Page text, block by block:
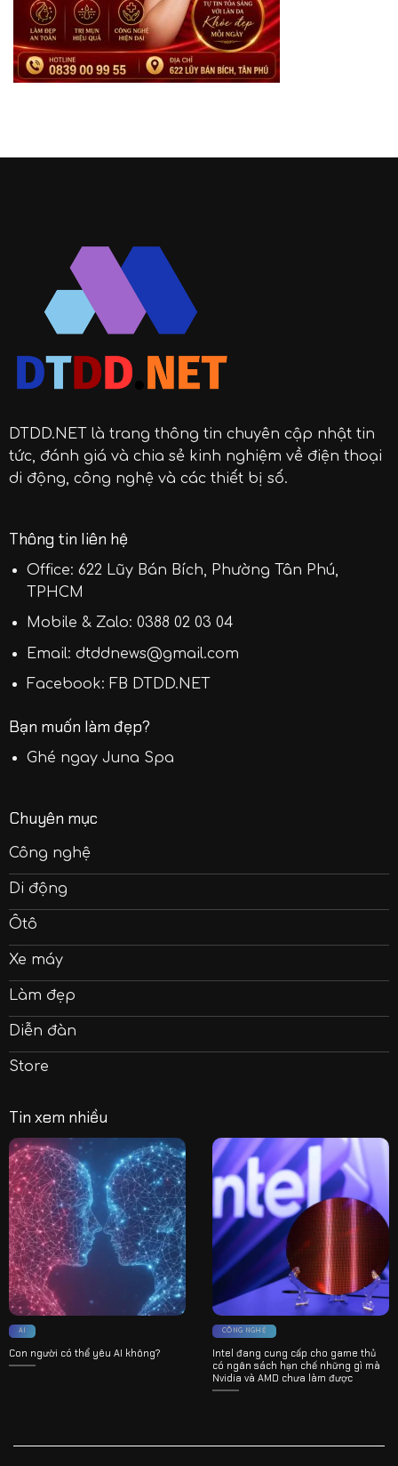
DTDD.NET là trang thông tin chuyên cập nhật tin
tức, đánh giá và chia sẻ kinh nghiệm về điện thoại
di động, công nghệ và các thiết bị số.
Thông tin liên hệ
Office: 622 Lũy Bán Bích, Phường Tân Phú,
TPHCM
Mobile & Zalo:0388 02 03 04
Email:dtddnews@gmail.com
Facebook: FB DTDD.NET
Bạn muốn làm đẹp?
Ghé ngayJuna Spa
Chuyên mục
Công nghệ
Di động
Ôtô
Xe máy
Làm đẹp
Diễn đàn
Store
Tin xem nhiều
AI
Con người có thể yêu AI không?
CÔNG NGHỆ
Intel đang cung cấp cho game thủ
có ngân sách hạn chế những gì mà
Nvidia và AMD chưa làm được